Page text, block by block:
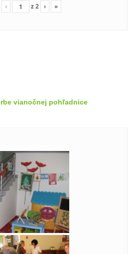
‹ z2 › »
vianočnej pohľadnice